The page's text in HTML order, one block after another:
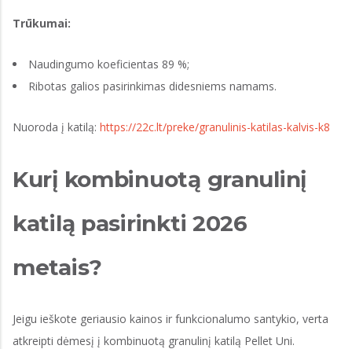
Trūkumai:
Naudingumo koeficientas 89 %;
Ribotas galios pasirinkimas didesniems namams.
Nuoroda į katilą: https://22c.lt/preke/granulinis-katilas-kalvis-k8
Kurį kombinuotą granulinį
katilą pasirinkti 2026
metais?
Jeigu ieškote geriausio kainos ir funkcionalumo santykio, verta
atkreipti dėmesį į kombinuotą granulinį katilą Pellet Uni.